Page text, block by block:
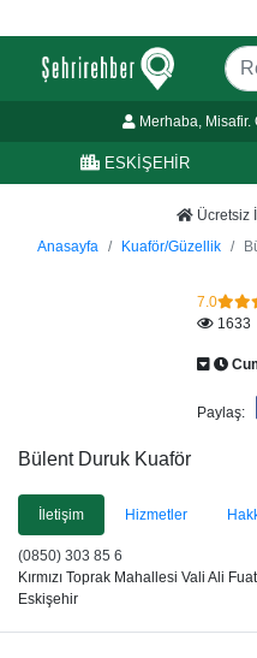
Merhaba, Misafir.
ESKİŞEHİR
Ücretsiz
Anasayfa
Kuaför/Güzellik
7.0
1633
Paylaş:
Bülent Duruk Kuaför
İletişim Hizmetler
(0850) 303 85 6
Kırmızı Toprak Mahallesi Vali Ali
Eskişehir